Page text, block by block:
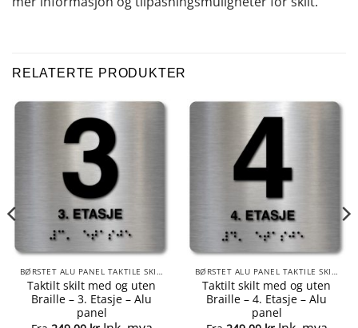
RELATERTE PRODUKTER
BØRSTET ALU PANEL TAKTILE SKILTER
Taktilt skilt med og uten
Braille – 3. Etasje – Alu
panel
BØRSTET ALU PANEL TAKTILE SKILTER
Taktilt skilt med og uten
Braille – 4. Etasje – Alu
panel